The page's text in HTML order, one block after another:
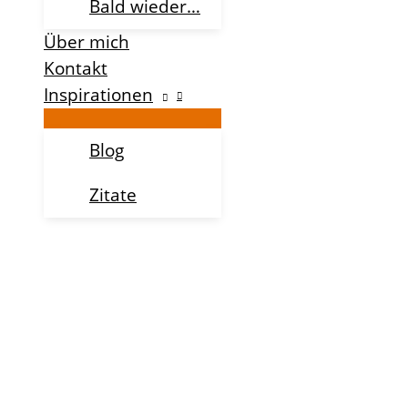
Bald wieder…
Über mich
Kontakt
Inspirationen
Blog
Zitate